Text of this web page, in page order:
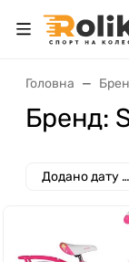
Головна
Бренд:
Додано дату